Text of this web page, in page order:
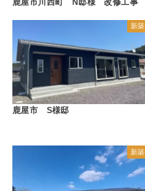
鹿屋市川西町 N邸様 改修工事
新築
鹿屋市 S様邸
新築